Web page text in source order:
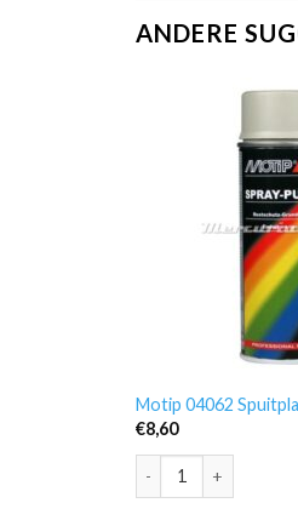
ANDERE
Motip 04062
€8,60
Motip 04062